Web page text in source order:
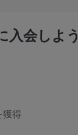
入会しよう
獲得